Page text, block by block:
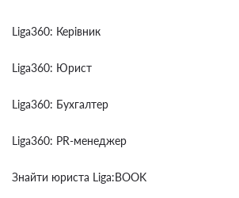
Liga360: Керівник
Liga360: Юрист
Liga360: Бухгалтер
Liga360: PR-менеджер
Знайти юриста Liga:BOOK